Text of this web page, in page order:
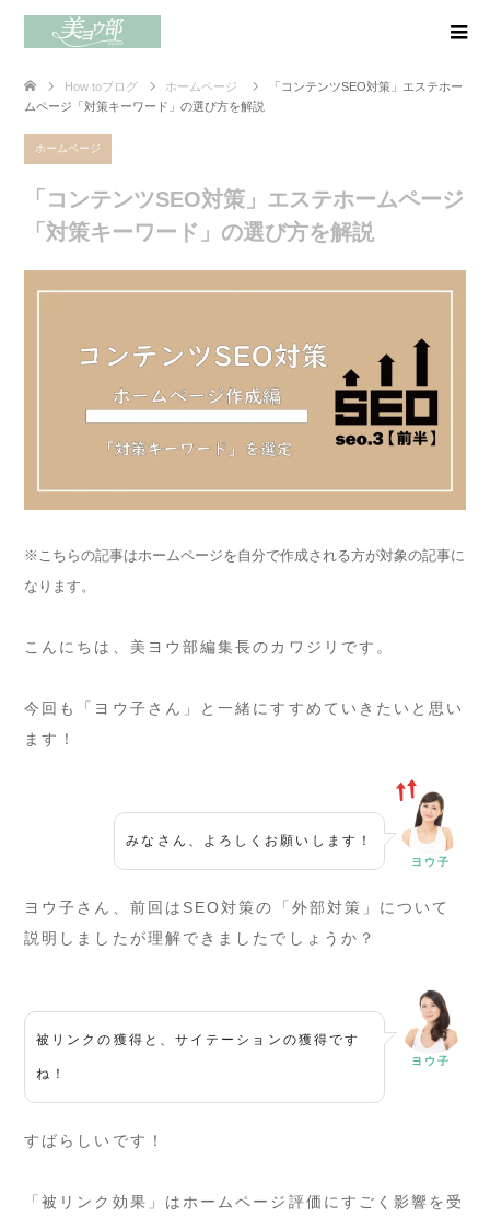
How toブログ ホームページ
「コンテンツSEO対策」エステホー
ムページ「対策キーワード」の選び方を解説
ホームページ
「コンテンツSEO対策」エステホームページ
「対策キーワード」の選び方を解説
※こちらの記事はホームページを自分で作成される方が対象の記事に
なります。
こんにちは、美ヨウ部編集長のカワジリです。
今回も「ヨウ子さん」と一緒にすすめていきたいと思い
ます！
みなさん、よろしくお願いします！
ヨウ子
ヨウ子さん、前回はSEO対策の「外部対策」について
説明しましたが理解できましたでしょうか？
被リンクの獲得と、サイテーションの獲得です
ね！
ヨウ子
すばらしいです！
「被リンク効果」はホームページ評価にすごく影響を受